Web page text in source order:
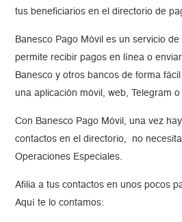
tus beneficiarios en el directorio de
Banesco Pago Móvil es un servicio
permite recibir pagos en línea o
Banesco y otros bancos de forma
una aplicación móvil, web, Telegram o
Con Banesco Pago Móvil, una vez
contactos en el directorio, no
Operaciones Especiales.
Afilia a tus contactos en unos pocos
Aquí te lo contamos: